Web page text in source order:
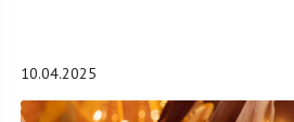
10.04.2025